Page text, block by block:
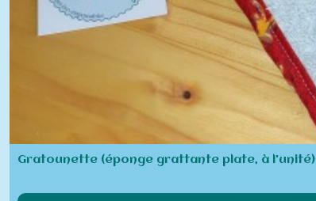
Gratounette (éponge grattante plate, à l'unité)